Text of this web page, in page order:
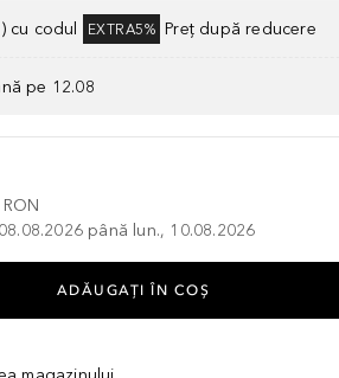
cu codul EXTRA5% Preț după reducere
pe 12.08
până lun., 10.08.2026
ADĂUGAȚI ÎN COŞ